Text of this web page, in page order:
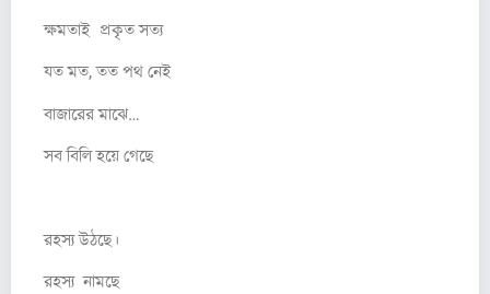
ক্ষমতাই প্রকৃত সত্য
যত মত, তত পথ নেই
বাজারের মাঝে…
সব বিলি হয়ে গেছে
রহস্য উঠছে।
রহস্য নামছে